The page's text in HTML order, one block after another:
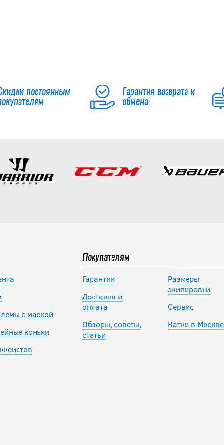
постоянным
Гарантия возврата и
обмена
с маской
коньки
Покупателям
Гарантии
Доставка и
оплата
Обзоры, советы,
статьи
Размеры
экипировки
Сервис
Катки в Москве